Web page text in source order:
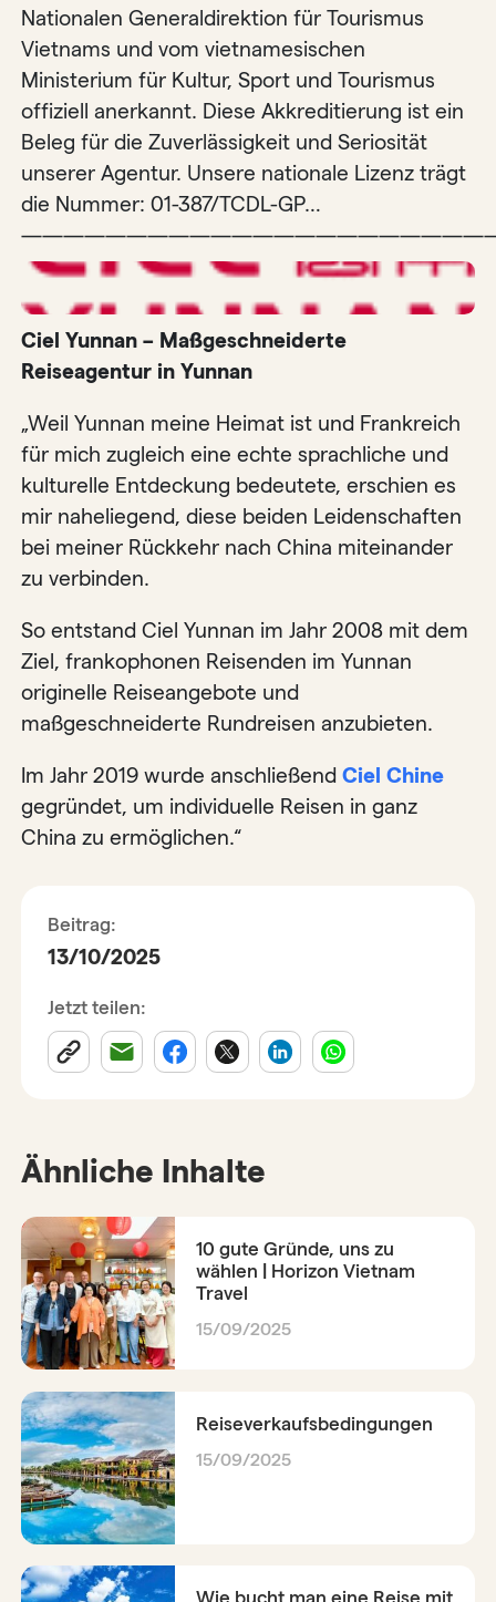
Nationalen Generaldirektion für Tourismus
Vietnams und vom vietnamesischen
Ministerium für Kultur, Sport und Tourismus
offiziell anerkannt. Diese Akkreditierung ist ein
Beleg für die Zuverlässigkeit und Seriosität
unserer Agentur. Unsere nationale Lizenz trägt
die Nummer: 01-387/TCDL-GP…
Ciel Yunnan – Maßgeschneiderte
Reiseagentur in Yunnan
„Weil Yunnan meine Heimat ist und Frankreich
für mich zugleich eine echte sprachliche und
kulturelle Entdeckung bedeutete, erschien es
mir naheliegend, diese beiden Leidenschaften
bei meiner Rückkehr nach China miteinander
zu verbinden.
So entstand Ciel Yunnan im Jahr 2008 mit dem
Ziel, frankophonen Reisenden im Yunnan
originelle Reiseangebote und
maßgeschneiderte Rundreisen anzubieten.
Im Jahr 2019 wurde anschließendCiel Chine
gegründet, um individuelle Reisen in ganz
China zu ermöglichen.“
Beitrag:
13/10/2025
Jetzt teilen:
Ähnliche Inhalte
10 gute Gründe, uns zu
wählen | Horizon Vietnam
Travel
15/09/2025
Reiseverkaufsbedingungen
15/09/2025
Wie bucht man eine Reise mit